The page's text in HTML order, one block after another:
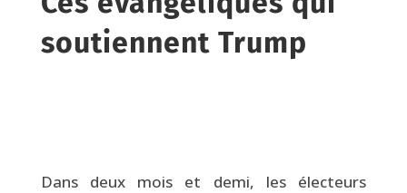
soutiennent Trump
Dans deux mois et demi, les électeurs